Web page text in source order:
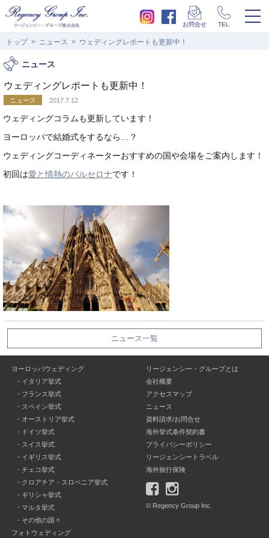
お問合せ TEL
トップ ニュース ウェディングレポートも更新中！
ニュース
ウェディングレポートも更新中！
ニュース 2017.7.12
ウェディングコラムも更新しています！
ヨーロッパで結婚式をするなら…？
ウェディングコーディネーターおすすめの国や会場をご案内します！
初回は愛と情熱のバルセロナです！
ニュース一覧
ヨーロッパウェディング
・ イタリア挙式
・ フランス挙式
・ スペイン挙式
・ オーストリア挙式
・
ドイツ挙式
・ スイス挙式
・ イギリス挙式
・ チェコ挙式
・ クロアチア・スロベニア挙式
・ ギリシャ挙式
・ マルタ挙式
・ その他の国々
フォトウェディング
リージェンシー・グループとは
会社概要
アクセスマップ
ニュース
資料請求/お問合せ
海外挙式条件契約書
プライバシーポリシー
リージェンシートラベル
海外旅行保険
© Regency Group Inc.